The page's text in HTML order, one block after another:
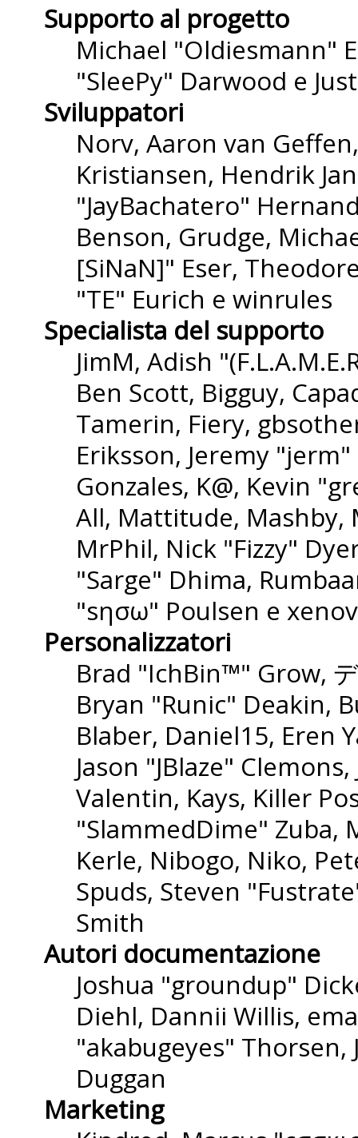
Supporto al progetto
Michael "Oldiesmann"
"SleePy" Darwood e
Sviluppatori
Norv, Aaron van
Kristiansen, Hendrik
"JayBachatero"
Benson, Grudge,
[SiNaN]" Eser,
"TE" Eurich e winrules
Specialista del supporto
JimM, Adish
Ben Scott, Bigguy,
Tamerin, Fiery,
Eriksson, Jeremy
Gonzales, K@, Kevin
All, Mattitude, Mashby,
MrPhil, Nick "Fizzy"
"Sarge" Dhima,
"sησω" Poulsen e
Personalizzatori
Brad "IchBin™" Grow,
Bryan "Runic" Deakin,
Blaber, Daniel15, Eren
Jason "JBlaze"
Valentin, Kays, Killer
"SlammedDime" Zuba,
Kerle, Nibogo, Niko,
Spuds, Steven
Smith
Autori documentazione
Joshua "groundup"
Diehl, Dannii Willis,
"akabugeyes" Thorsen,
Duggan
Marketing